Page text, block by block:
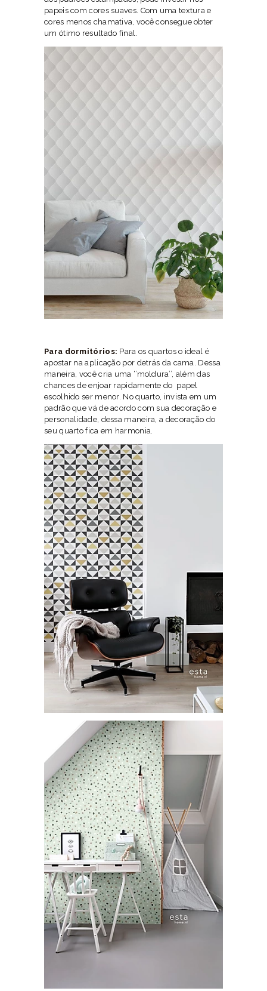
papeis com cores suaves. Com uma textura e
cores menos chamativa, você consegue obter
um ótimo resultado final.
Para dormitórios: Para os quartos o ideal é
apostar na aplicação por detrás da cama. Dessa
maneira, você cria uma ‘’moldura’’, além das
chances de enjoar rapidamente do papel
escolhido ser menor. No quarto, invista em um
padrão que vá de acordo com sua decoração e
personalidade, dessa maneira, a decoração do
seu quarto fica em harmonia.